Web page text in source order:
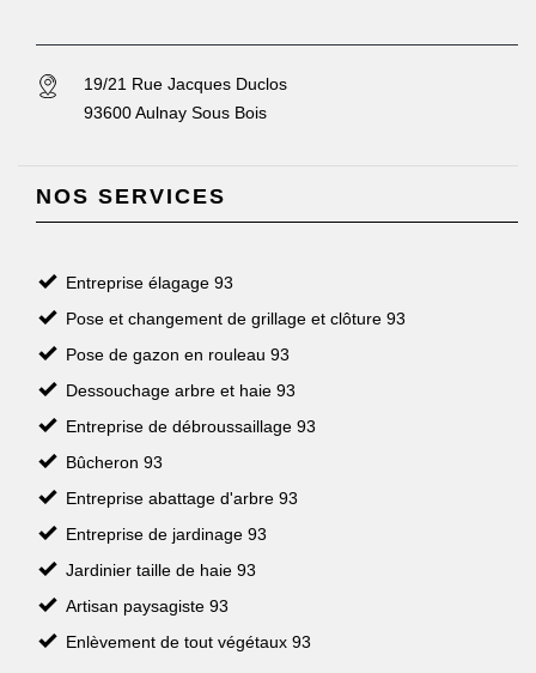
19/21 Rue Jacques Duclos
93600 Aulnay Sous Bois
NOS SERVICES
Entreprise élagage 93
Pose et changement de grillage et clôture 93
Pose de gazon en rouleau 93
Dessouchage arbre et haie 93
Entreprise de débroussaillage 93
Bûcheron 93
Entreprise abattage d'arbre 93
Entreprise de jardinage 93
Jardinier taille de haie 93
Artisan paysagiste 93
Enlèvement de tout végétaux 93